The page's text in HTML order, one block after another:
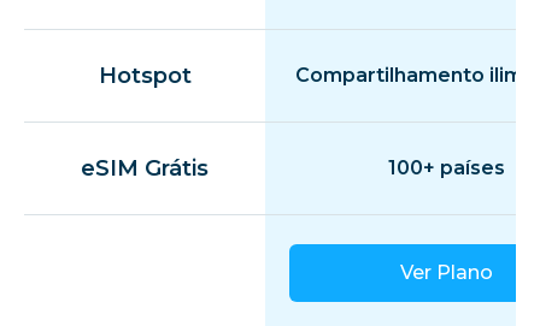
Hotspot Compartilhamento
eSIM Grátis 100+ países
Ver Plano